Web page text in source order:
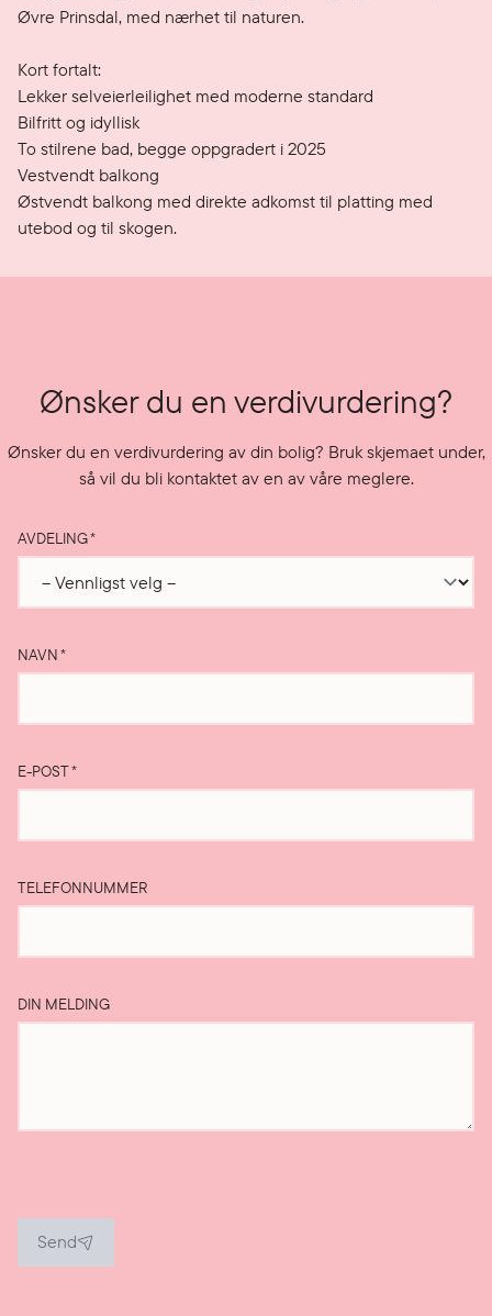
Øvre Prinsdal, med nærhet til naturen.
Kort fortalt:
Lekker selveierleilighet med moderne standard
Bilfritt og idyllisk
To stilrene bad, begge oppgradert i 2025
Vestvendt balkong
Østvendt balkong med direkte adkomst til platting med
utebod og til skogen.
Ønsker du en verdivurdering?
Ønsker du en verdivurdering av din bolig? Bruk skjemaet under,
så vil du bli kontaktet av en av våre meglere.
AVDELING*
NAVN*
E-POST*
TELEFONNUMMER
DIN MELDING
Send